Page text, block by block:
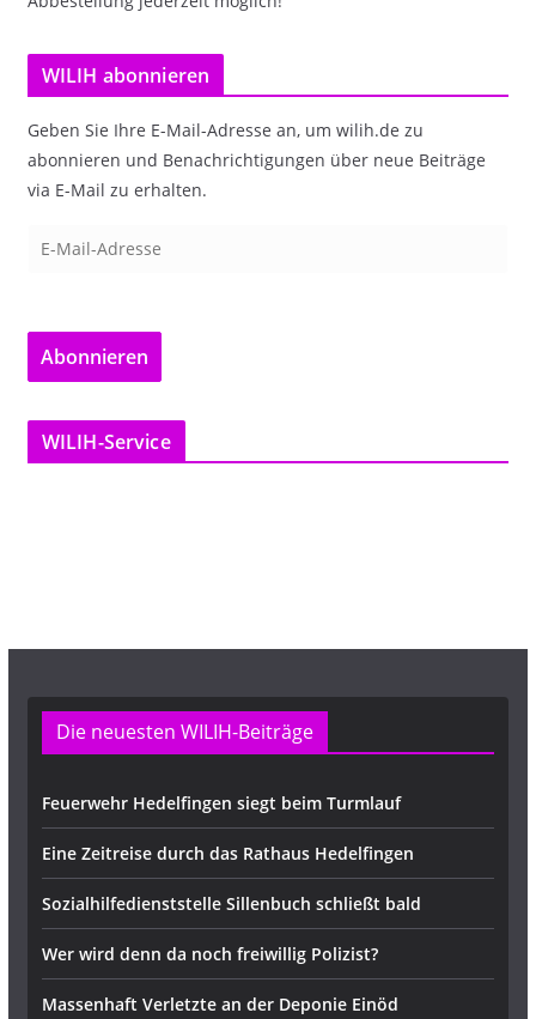
WILIH abonnieren
Geben Sie Ihre E-Mail-Adresse an, um wilih.de zu
abonnieren und Benachrichtigungen über neue Beiträge
via E-Mail zu erhalten.
a
l
-
Abonnieren
WILIH-Service
Die neuesten WILIH-Beiträge
Feuerwehr Hedelfingen siegt beim Turmlauf
Eine Zeitreise durch das Rathaus Hedelfingen
Sozialhilfedienststelle Sillenbuch schließt bald
Wer wird denn da noch freiwillig Polizist?
Massenhaft Verletzte an der Deponie Einöd